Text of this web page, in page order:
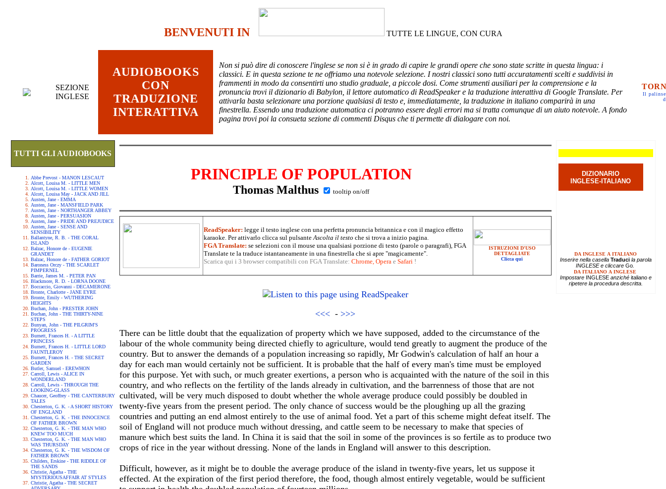
BENVENUTI IN TUTTE LE LINGUE, CON CURA
SEZIONE
INGLESE
AUDIOBOOKS
CON
TRADUZIONE
INTERATTIVA
Non si può dire di conoscere l'inglese se non si è in grado di capire le grandi opere che sono state scritte in questa lingua: i
classici. E in questa sezione te ne offriamo una notevole selezione. I nostri classici sono tutti accuratamenti scelti e suddivisi in
frammenti in modo da consentirti uno studio graduale, a piccole dosi. Come strumenti ausiliari per la comprensione e la
pronuncia trovi il dizionario di Babylon, il lettore automatico di ReadSpeaker e la traduzione interattiva di Google Translate. Per
attivarla basta selezionare una porzione qualsiasi di testo e, immediatamente, la traduzione in italiano comparirà in una
finestrella. Essendo una traduzione automatica ci potranno essere degli errori ma si tratta comunque di un aiuto notevole. A fondo
pagina trovi poi la consueta sezione di commenti Disqus che ti permette di dialogare con noi.
Il
TUTTI GLI AUDIOBOOKS
Abbe Prevost - MANON LESCAUT
Alcott, Louisa M. - LITTLE MEN
Alcott, Louisa M. - LITTLE WOMEN
Alcott, Louisa May - JACK AND JILL
Austen, Jane - EMMA
Austen, Jane - MANSFIELD PARK
Austen, Jane - NORTHANGER ABBEY
Austen, Jane - PERSUASION
Austen, Jane - PRIDE AND PREJUDICE
Austen, Jane - SENSE AND
SENSIBILITY
Ballantyne, R. B. - THE CORAL
ISLAND
Balzac, Honore de - EUGENIE
GRANDET
Balzac, Honore de - FATHER GORIOT
Baroness Orczy - THE SCARLET
PIMPERNEL
Barrie, James M. - PETER PAN
Blackmore, R. D. - LORNA DOONE
Boccaccio, Giovanni - DECAMERONE
Bronte, Charlotte - JANE EYRE
Bronte, Emily - WUTHERING
HEIGHTS
Buchan, John - PRESTER JOHN
Buchan, John - THE THIRTY-NINE
STEPS
Bunyan, John - THE PILGRIM'S
PROGRESS
Burnett, Frances H. - A LITTLE
PRINCESS
Burnett, Frances H. - LITTLE LORD
FAUNTLEROY
Burnett, Frances H. - THE SECRET
GARDEN
Butler, Samuel - EREWHON
Carroll, Lewis - ALICE IN
WONDERLAND
Carroll, Lewis - THROUGH THE
LOOKING-GLASS
Chaucer, Geoffrey - THE CANTERBURY
TALES
Chesterton, G. K. - A SHORT HISTORY
OF ENGLAND
Chesterton, G. K. - THE INNOCENCE
OF FATHER BROWN
Chesterton, G. K. - THE MAN WHO
KNEW TOO MUCH
Chesterton, G. K. - THE MAN WHO
WAS THURSDAY
Chesterton, G. K. - THE WISDOM OF
FATHER BROWN
Childers, Erskine - THE RIDDLE OF
THE SANDS
Christie, Agatha - THE
MYSTERIOUSAFFAIR AT STYLES
Christie, Agatha - THE SECRET
PRINCIPLE OF POPULATION
Thomas Malthus tooltip on/off
ReadSpeaker: legge il testo inglese con una perfetta pronuncia britannica e con il magico effetto
karaoke. Per attivarlo clicca sul pulsanteAscolta il testo che si trova a inizio pagina.
FGA Translate: se selezioni con il mouse una qualsiasi porzione di testo (parole o paragrafi), FGA
Translate te la traduce istantaneamente in una finestrella che si apre "magicamente".
Scarica qui i 3 browser compatibili con FGA Translate: Chrome, Operae Safari !
ISTRUZIONI D'USO
DETTAGLIATE
Clicca qui
<<< - >>>
There can be little doubt that the equalization of property which we have supposed, added to the circumstance of the
labour of the whole community being directed chiefly to agriculture, would tend greatly to augment the produce of the
country. But to answer the demands of a population increasing so rapidly, Mr Godwin's calculation of half an hour a
day for each man would certainly not be sufficient. It is probable that the half of every man's time must be employed
for this purpose. Yet with such, or much greater exertions, a person who is acquainted with the nature of the soil in this
country, and who reflects on the fertility of the lands already in cultivation, and the barrenness of those that are not
cultivated, will be very much disposed to doubt whether the whole average produce could possibly be doubled in
twenty-five years from the present period. The only chance of success would be the ploughing up all the grazing
countries and putting an end almost entirely to the use of animal food. Yet a part of this scheme might defeat itself. The
soil of England will not produce much without dressing, and cattle seem to be necessary to make that species of
manure which best suits the land. In China it is said that the soil in some of the provinces is so fertile as to produce two
crops of rice in the year without dressing. None of the lands in England will answer to this description.
Difficult, however, as it might be to double the average produce of the island in twenty-five years, let us suppose it
effected. At the expiration of the first period therefore, the food, though almost entirely vegetable, would be sufficient
DIZIONARIO
INGLESE-ITALIANO
DA INGLESE A ITALIANO
Inserire nella casella Traducila parola
INGLESE e cliccare Go.
DA ITALIANO A INGLESE
Impostare INGLESEanziché italianoe
ripetere la procedura descritta.